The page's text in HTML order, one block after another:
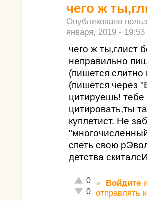
чего ж
Опубликовано
января, 2019 - 19:53
чего ж ты,глист
неправильно
(пишется
(пишется через
цитируешь! тебе
цитировать,ты
куплетист. Не
спеть свою
детства
Отлично!
0
Неадекватно!
0
» Войдите
отправлять